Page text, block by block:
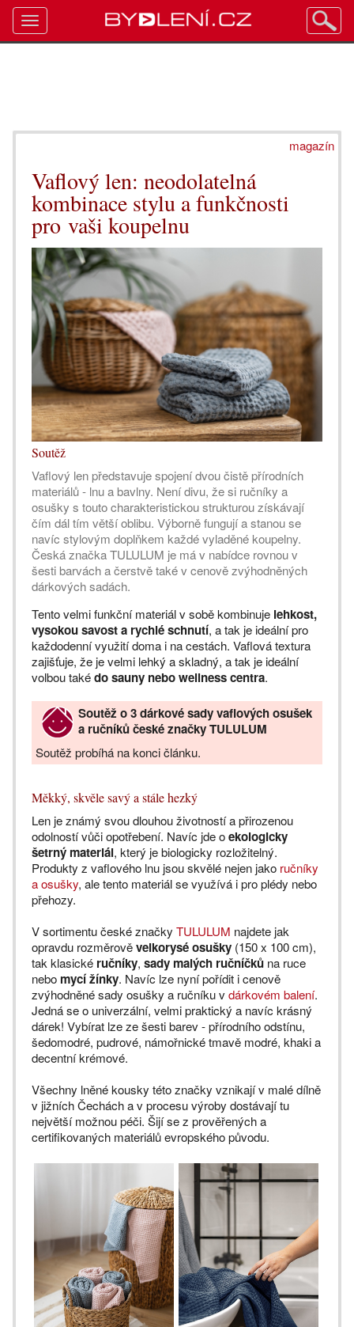
magazín
Vaflový len: neodolatelná
kombinace stylu a funkčnosti
pro vaši koupelnu
Soutěž
Vaflový len představuje spojení dvou čistě přírodních
materiálů - lnu a bavlny. Není divu, že si ručníky a
osušky s touto charakteristickou strukturou získávají
čím dál tím větší oblibu. Výborně fungují a stanou se
navíc stylovým doplňkem každé vyladěné koupelny.
Česká značka TULULUM je má v nabídce rovnou v
šesti barvách a čerstvě také v cenově zvýhodněných
dárkových sadách.
Tento velmi funkční materiál v sobě kombinuje lehkost,
vysokou savost a rychlé schnutí, a tak je ideální pro
každodenní využití doma i na cestách. Vaflová textura
zajišťuje, že je velmi lehký a skladný, a tak je ideální
volbou takédo sauny nebo wellness centra.
Soutěž o 3 dárkové sady vaflových osušek
a ručníků české značky TULULUM
Soutěž probíhá na konci článku.
Měkký, skvěle savý a stále hezký
Len je známý svou dlouhou životností a přirozenou
odolností vůči opotřebení. Navíc jde oekologicky
šetrný materiál, který je biologicky rozložitelný.
Produkty z vaflového lnu jsou skvělé nejen jako ručníky
a osušky, ale tento materiál se využívá i pro plédy nebo
přehozy.
V sortimentu české značky TULULUM najdete jak
opravdu rozměrověvelkorysé osušky (150 x 100 cm),
tak klasické ručníky, sady malých ručníčků na ruce
nebo mycí žínky. Navíc lze nyní pořídit i cenově
zvýhodněné sady osušky a ručníku vdárkovém balení.
Jedná se o univerzální, velmi praktický a navíc krásný
dárek! Vybírat lze ze šesti barev - přírodního odstínu,
šedomodré, pudrové, námořnické tmavě modré, khaki a
decentní krémové.
Všechny lněné kousky této značky vznikají v malé dílně
v jižních Čechách a v procesu výroby dostávají tu
největší možnou péči. Šijí se z prověřených a
certifikovaných materiálů evropského původu.
Toggle
navigation